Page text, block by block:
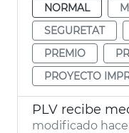
NORMAL
SEGURETAT
PREMIO
PROYECTO
modificado hace